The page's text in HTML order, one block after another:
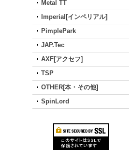
Metal TT
Imperial[インペリアル]
PimplePark
JAP.Tec
AXF[アクセフ]
TSP
OTHER[本・その他]
SpinLord